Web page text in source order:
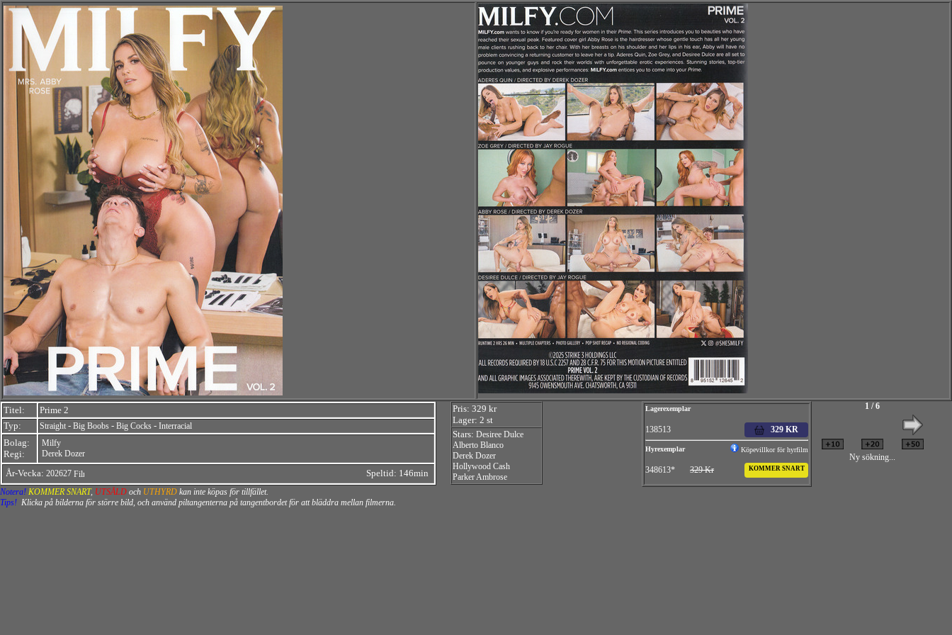
Titel:
Prime 2
Typ:
Straight - Big Boobs - Big Cocks - Interracial
Bolag:
Regi:
Milfy
Derek Dozer
År-Vecka: 202627 Speltid: 146min
Pris: 329 kr
Lager: 2 st
Stars: Desiree Dulce
Alberto Blanco
Derek Dozer
Hollywood Cash
Parker Ambrose
Lagerexemplar
138513 329 KR
Hyrexemplar Köpevillkor för hyrfilm
348613* 329 Kr KOMMER SNART
1 / 6
Ny sökning...
Notera! KOMMER SNART, UTSÅLD och UTHYRD kan inte köpas för tillfället.
Tips! Klicka på bilderna för större bild, och använd piltangenterna på tangentbordet för att bläddra mellan filmerna.